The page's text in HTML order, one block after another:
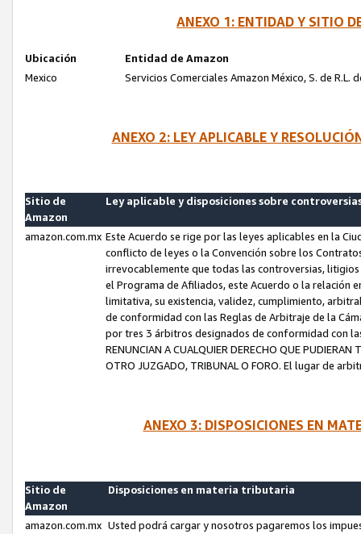
ANEXO 1: ENTIDAD Y SITIO
Ubicación
Entidad de Amazon
Mexico
Servicios Comerciales Amazon México, S. de R.L.
ANEXO 2: LEY APLICABLE Y
Sitio de
Amazon
Ley aplicable y disposiciones sobre
amazon.com.mx Este Acuerdo se rige por las leyes aplicables en la
conflicto de leyes o la Convención sobre los
irrevocablemente que todas las controversias,
el Programa de Afiliados, este Acuerdo o la relación
limitativa, su existencia, validez, cumplimiento,
de conformidad con las Reglas de Arbitraje de la
por tres 3 árbitros designados de conformidad con las
RENUNCIAN A CUALQUIER DERECHO QUE
OTRO JUZGADO, TRIBUNAL O FORO. El lugar de
ANEXO 3: DISPOSICIONES EN
Sitio de
Amazon
Disposiciones en materia tributaria
amazon.com.mx Usted podrá cargar y nosotros pagaremos los